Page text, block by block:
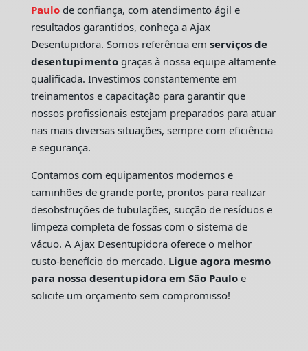
Paulo de confiança, com atendimento ágil e
resultados garantidos, conheça a Ajax
Desentupidora. Somos referência em serviços de
desentupimentograças à nossa equipe altamente
qualificada. Investimos constantemente em
treinamentos e capacitação para garantir que
nossos profissionais estejam preparados para atuar
nas mais diversas situações, sempre com eficiência
e segurança.
Contamos com equipamentos modernos e
caminhões de grande porte, prontos para realizar
desobstruções de tubulações, sucção de resíduos e
limpeza completa de fossas com o sistema de
vácuo. A Ajax Desentupidora oferece o melhor
custo-benefício do mercado. Ligue agora mesmo
para nossa desentupidora em São Pauloe
solicite um orçamento sem compromisso!